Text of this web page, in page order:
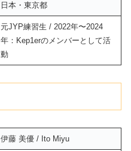
日本・東京都
元JYP練習生 / 2022年〜2024
年：Kep1erのメンバーとして活
動
伊藤 美優 / Ito Miyu